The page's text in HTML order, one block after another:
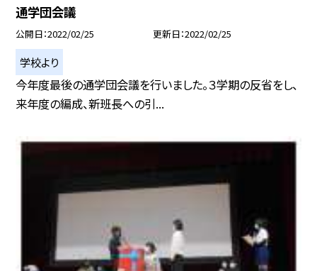
通学団会議
公開日 2022/02/25 更新日 2022/02/25
学校より
今年度最後の通学団会議を行いました。３学期の反省をし、
来年度の編成、新班長への引...